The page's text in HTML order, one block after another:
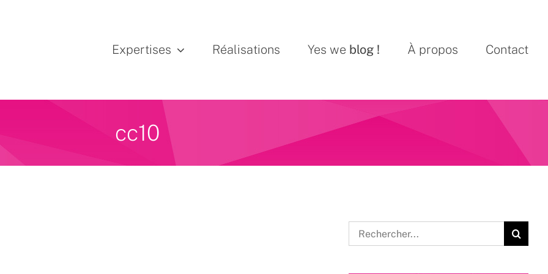
Expertises Réalisations Yes we blog ! À propos Contact
cc10
Rechercher: